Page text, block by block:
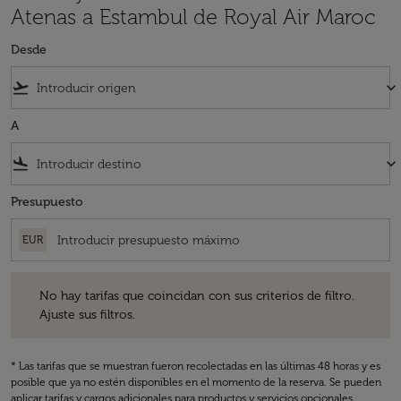
Atenas a Estambul de Royal Air Maroc
Desde
flight_takeoff keyboard_arrow_down
A
flight_land keyboard_arrow_down
Presupuesto
EUR
No hay tarifas que coincidan con sus criterios de filtro.
Ajuste sus filtros.
* Las tarifas que se muestran fueron recolectadas en las últimas 48 horas y es
posible que ya no estén disponibles en el momento de la reserva. Se pueden
aplicar tarifas y cargos adicionales para productos y servicios opcionales.